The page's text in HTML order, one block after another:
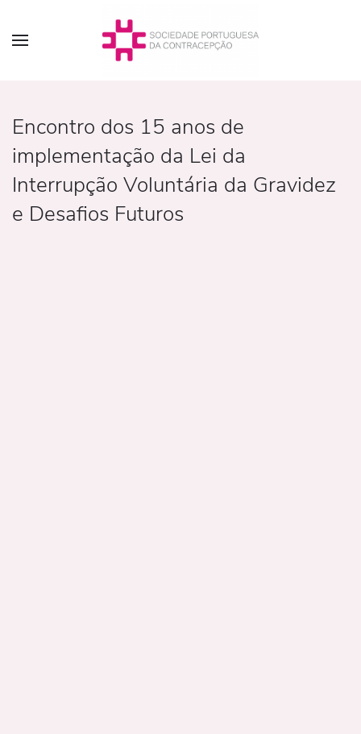
Encontro dos 15 anos de
implementação da Lei da
Interrupção Voluntária da Gravidez
e Desafios Futuros